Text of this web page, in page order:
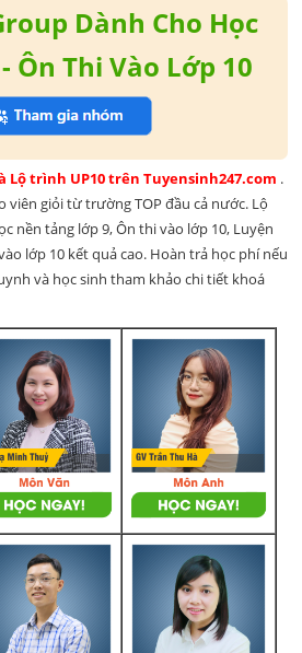
Dành Cho Học
Ôn Thi Vào Lớp 10
Lộ trình UP10 trên Tuyensinh247.com .
viên giỏi từ trường TOP đầu cả nước. Lộ
nền tảng lớp 9, Ôn thi vào lớp 10, Luyện
lớp 10 kết quả cao. Hoàn trả học phí nếu
và học sinh tham khảo chi tiết khoá